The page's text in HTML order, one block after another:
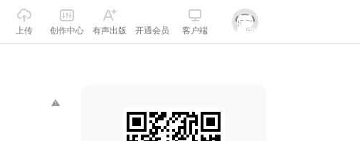
上传 创作中心 有声出版 开通会员 客户端